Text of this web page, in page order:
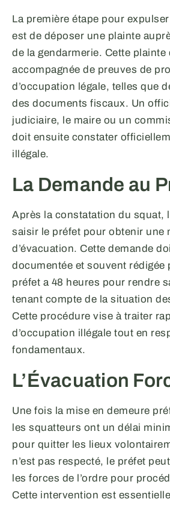
La première étape pour
est de déposer une plainte
de la gendarmerie. Cette plainte
accompagnée de preuves de
d’occupation légale, telles que
des documents fiscaux. Un
judiciaire, le maire ou un
doit ensuite constater
illégale.
La Demande au
Après la constatation du squat,
saisir le préfet pour obtenir une
d’évacuation. Cette demande
documentée et souvent rédigée
préfet a 48 heures pour rendre
tenant compte de la situation
Cette procédure vise à traiter
d’occupation illégale tout en
fondamentaux.
L’Évacuation
Une fois la mise en demeure
les squatteurs ont un délai
pour quitter les lieux
n’est pas respecté, le préfet
les forces de l’ordre pour
Cette intervention est